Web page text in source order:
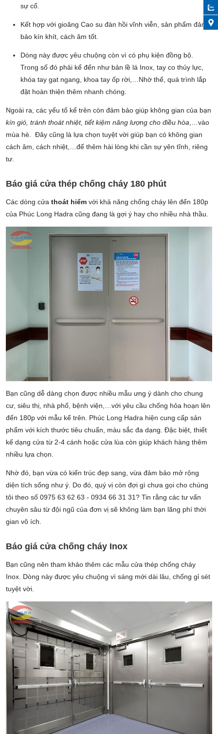
sự cố.
Kết hợp với gioăng Cao su đàn hồi vĩnh viễn, sản phẩm đảm
bảo kín khít, cách âm tốt.
Dòng này được yêu chuộng còn vì có phụ kiện đồng bộ.
Trong số đó phải kể đến như bản lề lá Inox, tay co thủy lực,
khóa tay gạt ngang, khoa tay ốp rời,…Nhờ thế, quá trình lắp
đặt hoàn thiện thêm nhanh chóng.
Ngoài ra, các yếu tố kể trên còn đảm bảo giúp không gian của bạn
kín gió, tránh thoát nhiệt, tiết kiệm năng lượng cho điều hòa ,…vào
mùa hè. Đây cũng là lựa chọn tuyệt vời giúp bạn có không gian
cách âm, cách nhiệt,…để thêm hài lòng khi cần sự yên tĩnh, riêng
tư.
Báo giá cửa thép chống cháy 180 phút
Các dòng cửa thoát hiểm với khả năng chống cháy lên đến 180p
của Phúc Long Hadra cũng đang là gợi ý hay cho nhiều nhà thầu.
Bạn cũng dễ dàng chọn được nhiều mẫu ưng ý dành cho chung
cư, siêu thị, nhà phố, bệnh viện,…với yêu cầu chống hỏa hoạn lên
đến 180p với mẫu kể trên. Phúc Long Hadra hiện cung cấp sản
phẩm với kích thước tiêu chuẩn, màu sắc đa dạng. Đặc biệt, thiết
kế dạng cửa từ 2-4 cánh hoặc cửa lùa còn giúp khách hàng thêm
nhiều lựa chọn.
Nhờ đó, bạn vừa có kiến trúc đẹp sang, vừa đảm bảo mở rộng
diện tích sống như ý. Do đó, quý vị còn đợi gì chưa gọi cho chúng
tôi theo số 0975 63 62 63 - 0934 66 31 31? Tin rằng các tư vấn
chuyên sâu từ đội ngũ của đơn vị sẽ không làm bạn lãng phí thời
gian vô ích.
Báo giá cửa chống cháy Inox
Bạn cũng nên tham khảo thêm các mẫu cửa thép chống cháy
Inox. Dòng này được yêu chuộng vì sáng mới dài lâu, chống gỉ sét
tuyệt vời.